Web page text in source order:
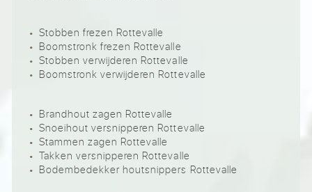
Stobben frezen Rottevalle
Boomstronk frezen Rottevalle
Stobben verwijderen Rottevalle
Boomstronk verwijderen Rottevalle
Brandhout zagen Rottevalle
Snoeihout versnipperen Rottevalle
Stammen zagen Rottevalle
Takken versnipperen Rottevalle
Bodembedekker houtsnippers Rottevalle